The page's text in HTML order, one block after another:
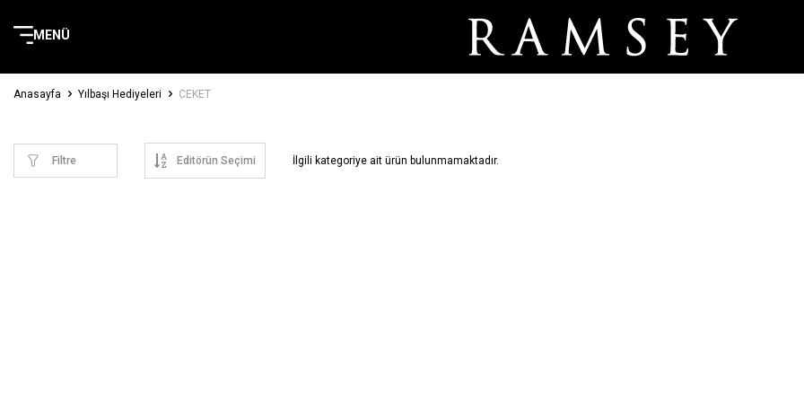
MENÜ
Anasayfa Yılbaşı Hediyeleri CEKET
Filtre İlgili kategoriye ait ürün bulunmamaktadır.